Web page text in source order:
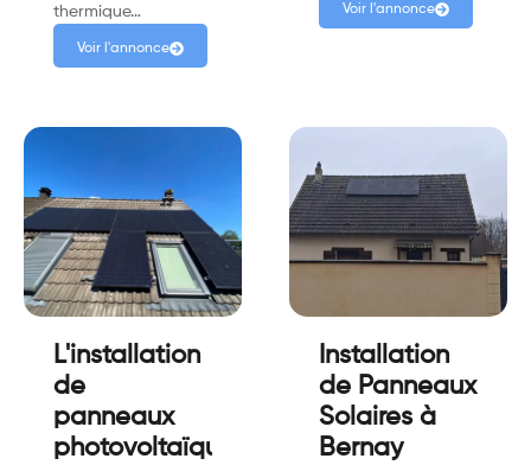
thermique…
Voir l'annonce
Voir l'annonce
L'installation
de
panneaux
photovoltaïques
Installation
de Panneaux
Solaires à
Bernay